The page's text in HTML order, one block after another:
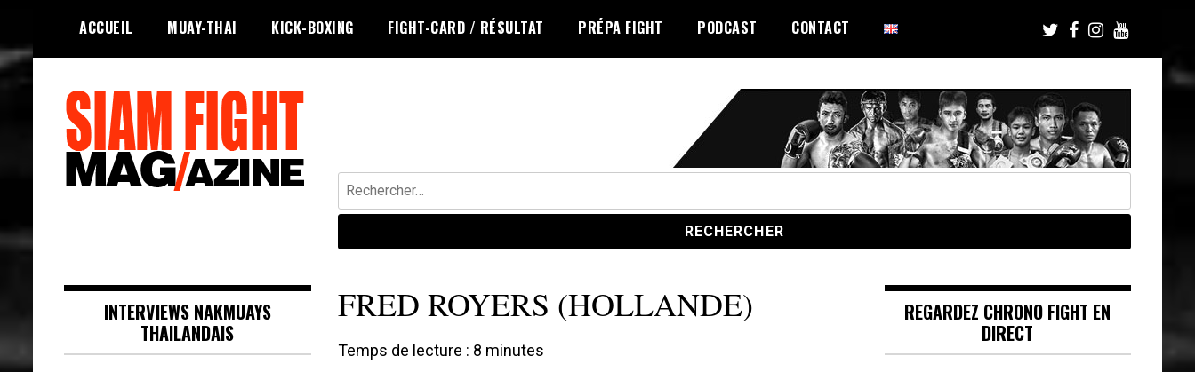
content
ACCUEIL MUAY-THAI KICK-BOXING FIGHT-CARD / RÉSULTAT PRÉPA FIGHT PODCAST CONTACT
Rechercher :
FRED ROYERS (HOLLANDE)
Temps de lecture : 8 minutes
INTERVIEWS NAKMUAYS
THAILANDAIS
REGARDEZ CHRONO FIGHT EN
DIRECT